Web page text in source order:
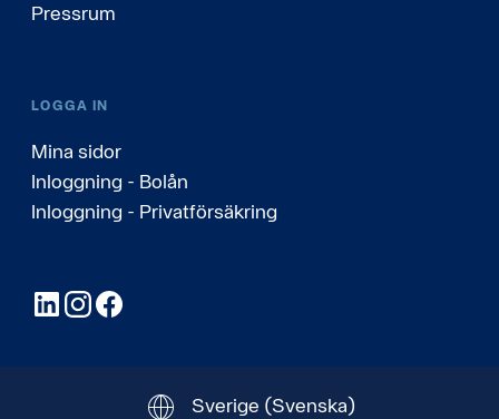
Pressrum
LOGGA IN
Mina sidor
Inloggning - Bolån
Inloggning - Privatförsäkring
LinkedInInstagram
Sverige (Svenska)